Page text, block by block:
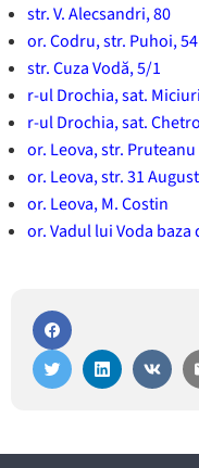
str. V. Alecsandri, 80
or. Codru, str. Puhoi, 54
str. Cuza Vodă, 5/1
r-ul Drochia, sat.
r-ul Drochia, sat.
or. Leova, str. Pruteanu
or. Leova, str. 31
or. Leova, M. Costin
or. Vadul lui Voda